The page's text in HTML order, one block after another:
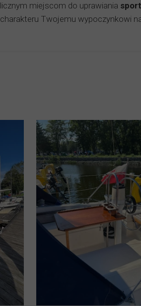
licznym miejscom do uprawiania
charakteru Twojemu wypoczynkowi